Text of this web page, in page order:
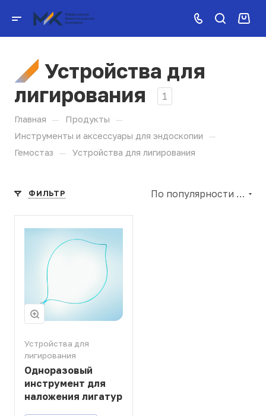
Устройства для
лигирования
1
Главная — Продукты —
Инструменты и аксессуары для эндоскопии —
Гемостаз — Устройства для лигирования
ФИЛЬТР По популярности (убывание)
Устройства для
лигирования
Одноразовый
инструмент для
наложения лигатур